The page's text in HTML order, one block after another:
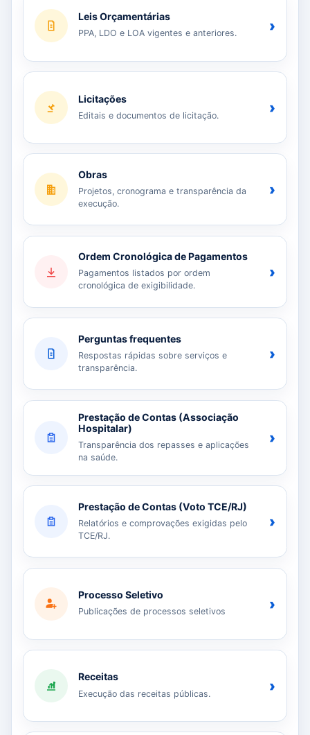
Leis Orçamentárias
PPA, LDO e LOA vigentes e anteriores. ›
Licitações
Editais e documentos de licitação. ›
Obras
Projetos, cronograma e transparência da
execução.
›
Ordem Cronológica de Pagamentos
Pagamentos listados por ordem
cronológica de exigibilidade.
›
Perguntas frequentes
Respostas rápidas sobre serviços e
transparência.
›
Prestação de Contas (Associação
Hospitalar)
Transparência dos repasses e aplicações
na saúde.
›
Prestação de Contas (Voto TCE/RJ)
Relatórios e comprovações exigidas pelo
TCE/RJ.
›
Processo Seletivo
Publicações de processos seletivos ›
Receitas
Execução das receitas públicas. ›